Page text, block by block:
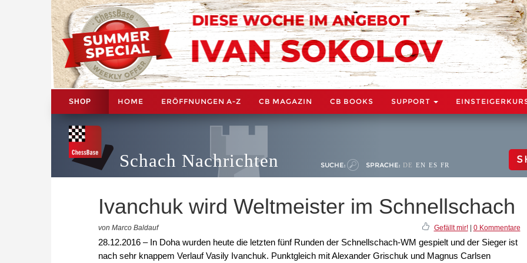
SHOP HOME ERÖFFNUNGEN A-Z CB MAGAZIN CB BOOKS SUPPORT
Schach Nachrichten SUCHE: SPRACHE: DE EN ES FR
Ivanchuk wird Weltmeister im Schnellschach
von Marco Baldauf Gefällt mir!| 0 Kommentare
28.12.2016 – In Doha wurden heute die letzten fünf Runden der Schnellschach-WM gespielt und der Sieger ist
nach sehr knappem Verlauf Vasily Ivanchuk. Punktgleich mit Alexander Grischuk und Magnus Carlsen